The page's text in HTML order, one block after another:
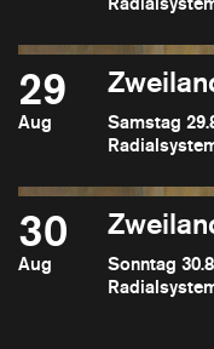
29
Aug
Samstag
30
Aug
Sonntag